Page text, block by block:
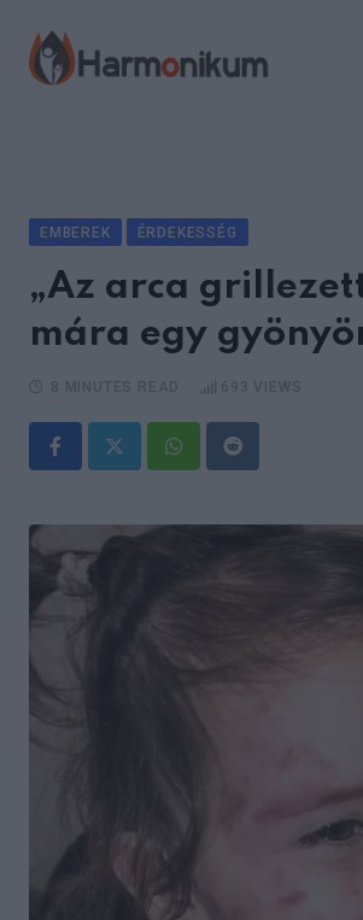
content
EMBEREK ÉRDEKESSÉG
„Az arca
mára egy
WhatsappReddit